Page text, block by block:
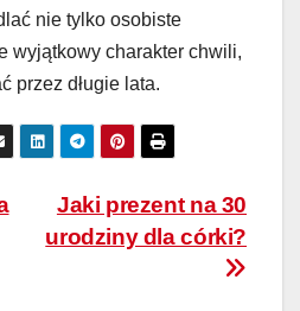
nie tylko osobiste
wyjątkowy charakter chwili,
przez długie lata.
Jaki prezent na 30
urodziny dla córki?